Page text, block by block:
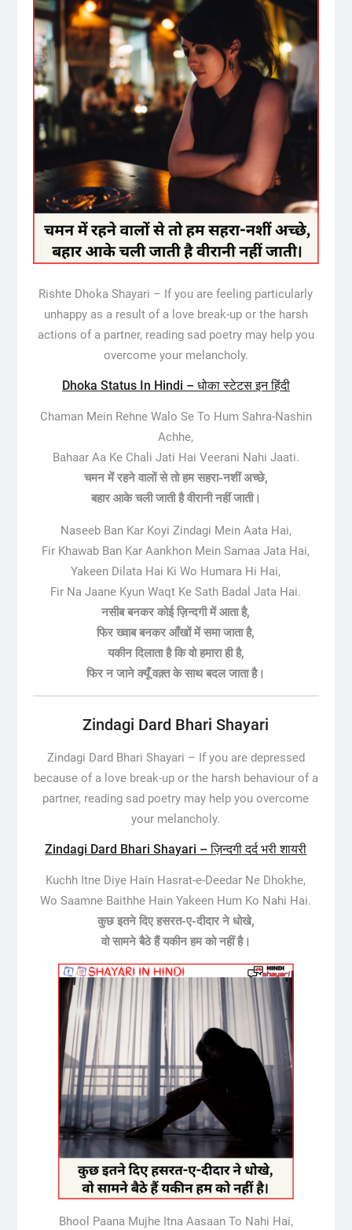
Rishte Dhoka Shayari – If you are feeling particularly
unhappy as a result of a love break-up or the harsh
actions of a partner, reading sad poetry may help you
overcome your melancholy.
Dhoka Status In Hindi – धोका स्टेटस इन हिंदी
Chaman Mein Rehne Walo Se To Hum Sahra-Nashin
Achhe,
Bahaar Aa Ke Chali Jati Hai Veerani Nahi Jaati.
चमन में रहने वालों से तो हम सहरा-नशीं अच्छे,
बहार आके चली जाती है वीरानी नहीं जाती।
Naseeb Ban Kar Koyi Zindagi Mein Aata Hai,
Fir Khawab Ban Kar Aankhon Mein Samaa Jata Hai,
Yakeen Dilata Hai Ki Wo Humara Hi Hai,
Fir Na Jaane Kyun Waqt Ke Sath Badal Jata Hai.
नसीब बनकर कोई ज़िन्दगी में आता है,
फिर ख्वाब बनकर आँखों में समा जाता है,
यकीन दिलाता है कि वो हमारा ही है,
फिर न जाने क्यूँ वक़्त के साथ बदल जाता है।
Zindagi Dard Bhari Shayari
Zindagi Dard Bhari Shayari – If you are depressed
because of a love break-up or the harsh behaviour of a
partner, reading sad poetry may help you overcome
your melancholy.
Zindagi Dard Bhari Shayari – ज़िन्दगी दर्द भरी शायरी
Kuchh Itne Diye Hain Hasrat-e-Deedar Ne Dhokhe,
Wo Saamne Baithhe Hain Yakeen Hum Ko Nahi Hai.
कुछ इतने दिए हसरत-ए-दीदार ने धोखे,
वो सामने बैठे हैं यकीन हम को नहीं है।
Bhool Paana Mujhe Itna Aasaan To Nahi Hai,